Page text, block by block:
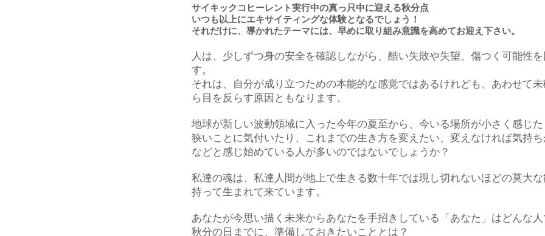
サイキックコヒーレント実行中の真っ只中に迎える秋分点
いつも以上にエキサイティングな体験となるでしょう！
それだけに、導かれたテーマには、早めに取り組み意識を高めてお迎え下さい。
人は、少しずつ身の安全を確認しながら、酷い失敗や失望、傷つく可能性を
す。
それは、自分が成り立つための本能的な感覚ではあるけれども、あわせて
ら目を反らす原因ともなります。
地球が新しい波動領域に入った今年の夏至から、今いる場所が小さく感じ
狭いことに気付いたり、これまでの生き方を変えたい、変えなければ気持
などと感じ始めている人が多いのではないでしょうか？
私達の魂は、私達人間が地上で生きる数十年では現し切れないほどの莫大
持って生まれて来ています。
あなたが今思い描く未来からあなたを手招きしている「あなた」はどんな人
秋分の日までに、準備しておきたいこととは？